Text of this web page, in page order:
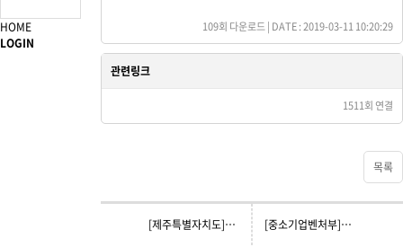
109회 다운로드 | DATE : 2019-03-11 10:20:29
관련링크
https://www.smtech.go.kr/front/ifg/no/ 1511회 연결
목록
[제주특별자치도]제주특별자치도 및 유관기관의 2019년 중소기업 육성시책 [중소기업벤처부]2019년도 중소기업 연구인력지원사업(채용, 파견) 공고
HOME
LOGIN